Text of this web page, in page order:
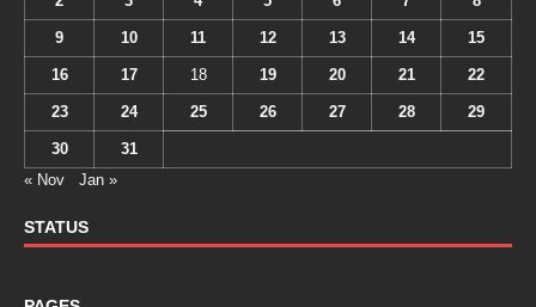
9 10 11 12 13 14 15
16 17 18 19 20 21 22
23 24 25 26 27 28 29
30
31
« Nov
Jan »
STATUS